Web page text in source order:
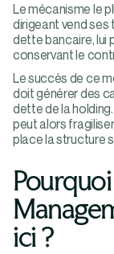
Le mécanisme le
dirigeant vend ses
dette bancaire, lui
conservant le
Le succès de ce
doit générer des
dette de la
peut alors
place la structure
ici ?